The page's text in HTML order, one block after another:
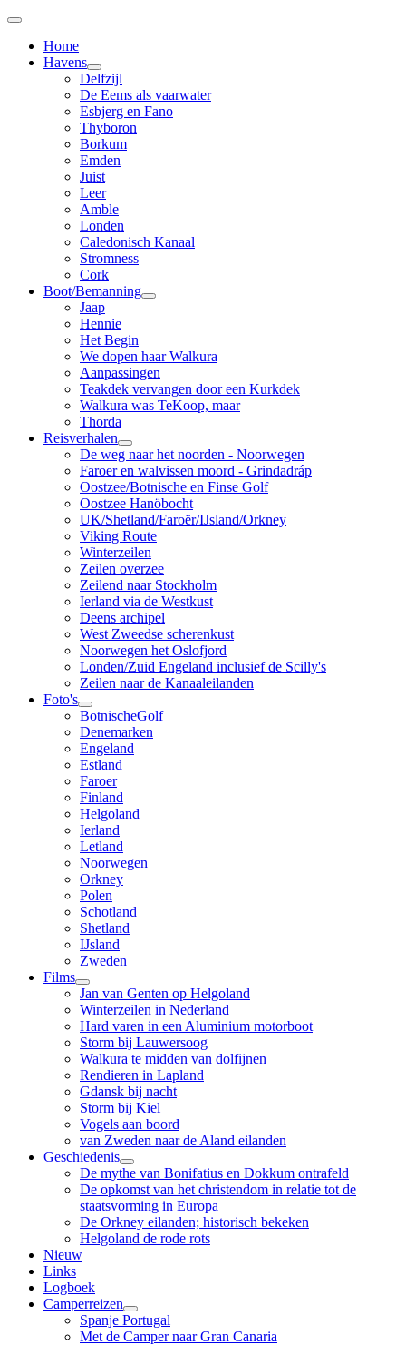
Home
Havens
Delfzijl
De Eems als vaarwater
Esbjerg en Fano
Thyboron
Borkum
Emden
Juist
Leer
Amble
Londen
Caledonisch Kanaal
Stromness
Cork
Boot/Bemanning
Jaap
Hennie
Het Begin
We dopen haar Walkura
Aanpassingen
Teakdek vervangen door een Kurkdek
Walkura was TeKoop, maar
Thorda
Reisverhalen
De weg naar het noorden - Noorwegen
Faroer en walvissen moord - Grindadráp
Oostzee/Botnische en Finse Golf
Oostzee Hanöbocht
UK/Shetland/Faroër/IJsland/Orkney
Viking Route
Winterzeilen
Zeilen overzee
Zeilend naar Stockholm
Ierland via de Westkust
Deens archipel
West Zweedse scherenkust
Noorwegen het Oslofjord
Londen/Zuid Engeland inclusief de Scilly's
Zeilen naar de Kanaaleilanden
Foto's
BotnischeGolf
Denemarken
Engeland
Estland
Faroer
Finland
Helgoland
Ierland
Letland
Noorwegen
Orkney
Polen
Schotland
Shetland
IJsland
Zweden
Films
Jan van Genten op Helgoland
Winterzeilen in Nederland
Hard varen in een Aluminium motorboot
Storm bij Lauwersoog
Walkura te midden van dolfijnen
Rendieren in Lapland
Gdansk bij nacht
Storm bij Kiel
Vogels aan boord
van Zweden naar de Aland eilanden
Geschiedenis
De mythe van Bonifatius en Dokkum ontrafeld
De opkomst van het christendom in relatie tot de
staatsvorming in Europa
De Orkney eilanden; historisch bekeken
Helgoland de rode rots
Nieuw
Links
Logboek
Camperreizen
Spanje Portugal
Met de Camper naar Gran Canaria